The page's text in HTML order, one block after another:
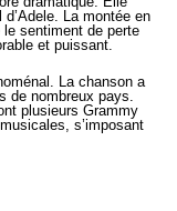
La montée en
sentiment de perte
et puissant.
La chanson a
de nombreux pays.
plusieurs Grammy
s’imposant